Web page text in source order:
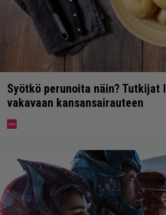
Syötkö perunoita näin? Tutkijat
vakavaan kansansairauteen